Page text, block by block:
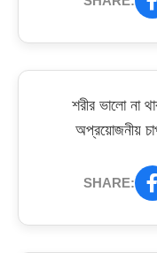
শরীর ভালো না
অপ্রয়োজনীয়
SHARE: